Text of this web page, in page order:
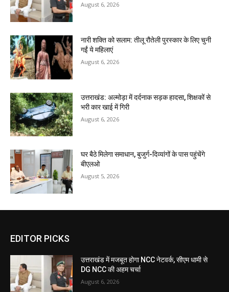
August 6, 2026
नारी शक्ति को सलाम: तीलू रौतेली पुरस्कार के लिए चुनी
गईं ये महिलाएं
August 6, 2026
उत्तराखंड: अल्मोड़ा में दर्दनाक सड़क हादसा, शिक्षकों से
भरी कार खाई में गिरी
August 6, 2026
घर बैठे मिलेगा समाधान, बुजुर्ग-दिव्यांगों के पास पहुंचेंगे
बीएलओ
August 5, 2026
EDITOR PICKS
उत्तराखंड में मजबूत होगा NCC नेटवर्क, सीएम धामी से
DG NCC की अहम चर्चा
August 6, 2026